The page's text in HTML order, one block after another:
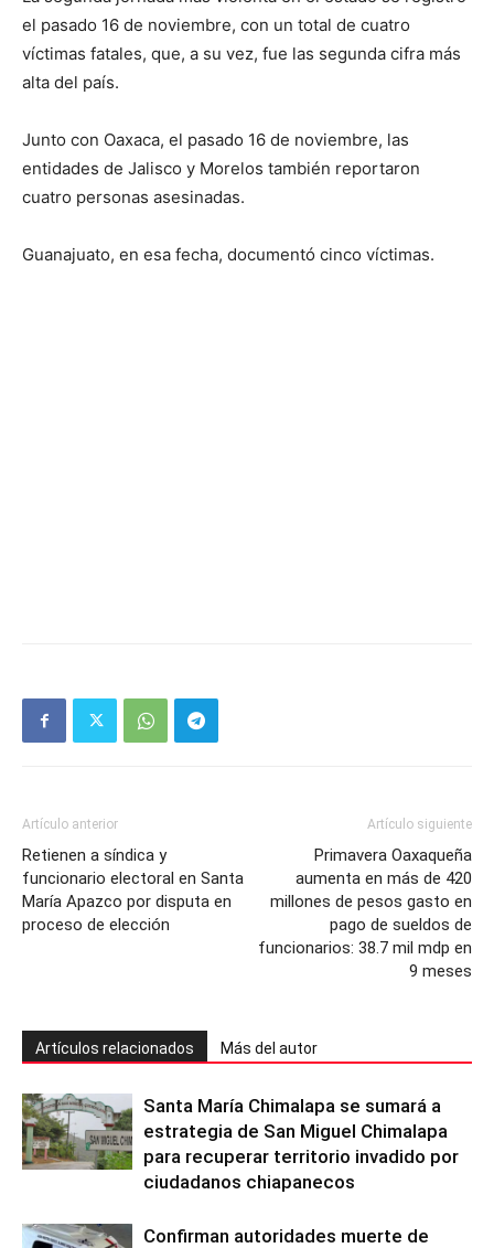
el pasado 16 de noviembre, con un total de cuatro
víctimas fatales, que, a su vez, fue las segunda cifra más
alta del país.
Junto con Oaxaca, el pasado 16 de noviembre, las
entidades de Jalisco y Morelos también reportaron
cuatro personas asesinadas.
Guanajuato, en esa fecha, documentó cinco víctimas.
Artículo anterior
Retienen a síndica y
funcionario electoral en Santa
María Apazco por disputa en
proceso de elección
Artículo siguiente
Primavera Oaxaqueña
aumenta en más de 420
millones de pesos gasto en
pago de sueldos de
funcionarios: 38.7 mil mdp en
9 meses
Artículos relacionados Más del autor
Santa María Chimalapa se sumará a
estrategia de San Miguel Chimalapa
para recuperar territorio invadido por
ciudadanos chiapanecos
Confirman autoridades muerte de